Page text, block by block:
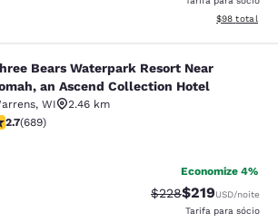
Exibir
$98 total
Waterpark Resort
Bears Waterpark Resort Near
an Ascend Collection Hotel
, WI
2.46 km
2.68 estrelas. Razoável. 689 avaliações
2.7(689)
Economize 4%
Tarifa anterior
$228Tarifa com
$219USD/noite
Tarifa para sócio